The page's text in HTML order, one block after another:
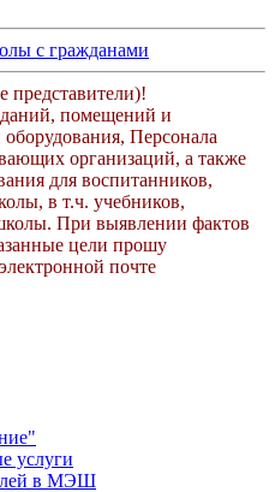
с гражданами
представители)!
помещений и
Персонала
организаций, а также
для воспитанников,
в т.ч. учебников,
При выявлении фактов
цели прошу
почте
услуги
в МЭШ